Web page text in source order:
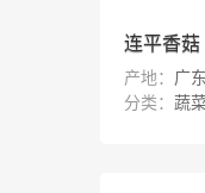
连平香菇
产地： 广
分类： 蔬